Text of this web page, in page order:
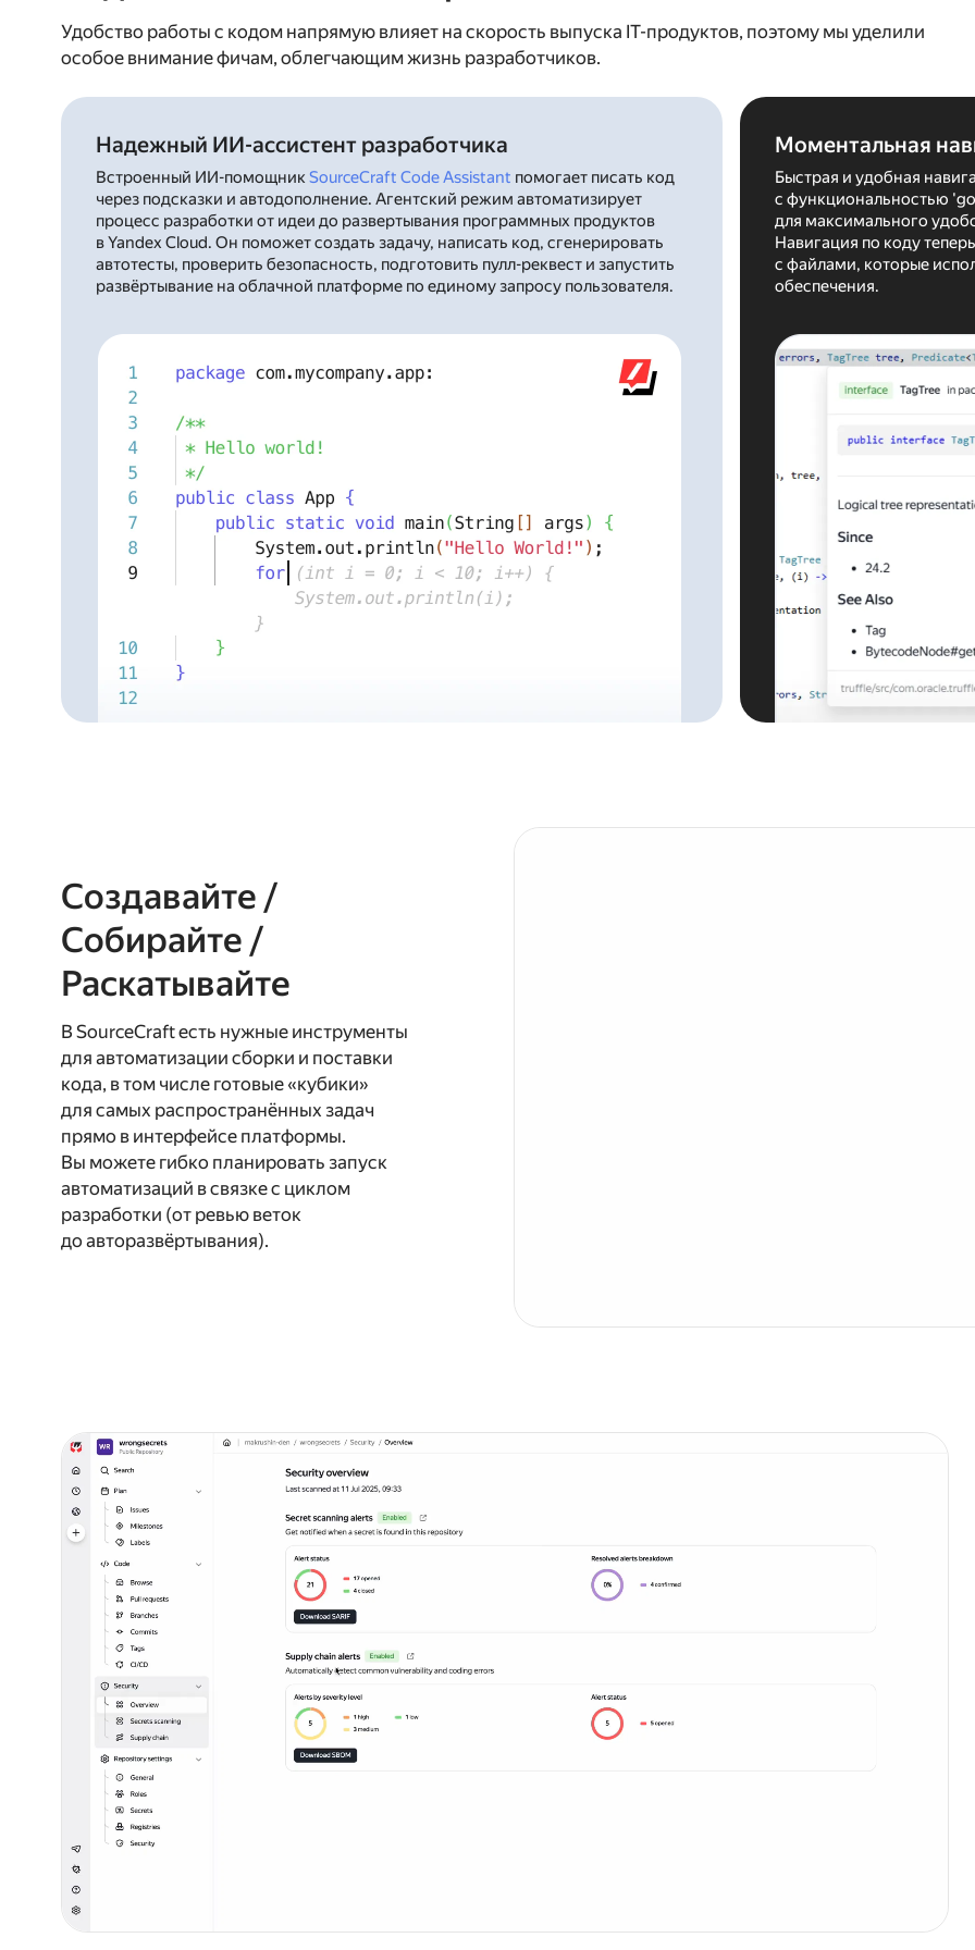
Удобство работы с кодом напрямую влияет на скорость выпуска IT-продуктов, поэтому мы уделили
особое внимание фичам, облегчающим жизнь разработчиков.
Надежный ИИ-ассистент разработчика
Встроенный ИИ-помощникSourceCraft Code Assistant помогает писать код
через подсказки и автодополнение. Агентский режим автоматизирует
процесс разработки от идеи до развертывания программных продуктов
в Yandex Cloud. Он поможет создать задачу, написать код, сгенерировать
автотесты, проверить безопасность, подготовить пулл-реквест и запустить
развёртывание на облачной платформе по единому запросу пользователя.
Моментальная
Быстрая и удобная
с функциональностью
для максимального
Навигация по коду
с файлами, которые
обеспечения.
Создавайте /
Собирайте /
Раскатывайте
В SourceCraft есть нужные инструменты
для автоматизации сборки и поставки
кода, в том числе готовые «кубики»
для самых распространённых задач
прямо в интерфейсе платформы.
Вы можете гибко планировать запуск
автоматизаций в связке с циклом
разработки (от ревью веток
до авторазвёртывания).